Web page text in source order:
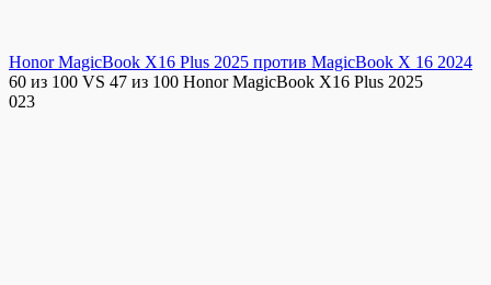
Honor MagicBook X16 Plus 2025 против MagicBook X 16 2024
60 из 100 VS 47 из 100 Honor MagicBook X16 Plus 2025
023